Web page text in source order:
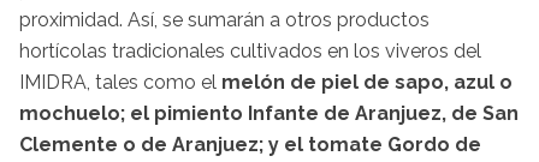
proximidad. Así, se sumarán a otros productos
hortícolas tradicionales cultivados en los viveros del
IMIDRA, tales como el melón de piel de sapo, azul o
mochuelo; el pimiento Infante de Aranjuez, de San
Clemente o de Aranjuez; y el tomate Gordo de